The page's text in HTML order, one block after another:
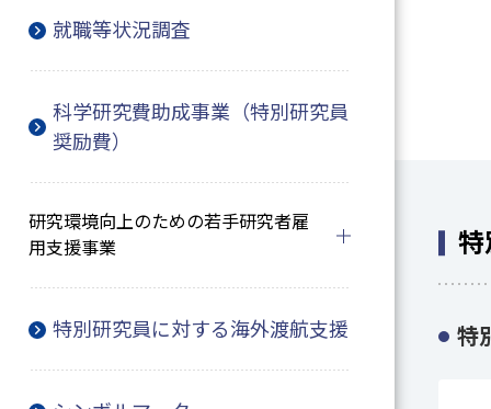
就職等状況調査
科学研究費助成事業（特別研究員
奨励費）
研究環境向上のための若手研究者雇
用支援事業
特別研究員に対する海外渡航支援
特
特